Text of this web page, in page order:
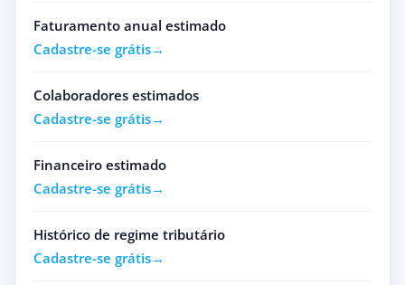
Faturamento anual estimado
Cadastre-se grátis
Colaboradores estimados
Cadastre-se grátis
Financeiro estimado
Cadastre-se grátis
Histórico de regime tributário
Cadastre-se grátis